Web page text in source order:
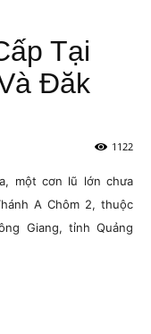
Tại
Đăk
1122
một cơn lũ lớn chưa
A Chôm 2, thuộc
Giang, tỉnh Quảng